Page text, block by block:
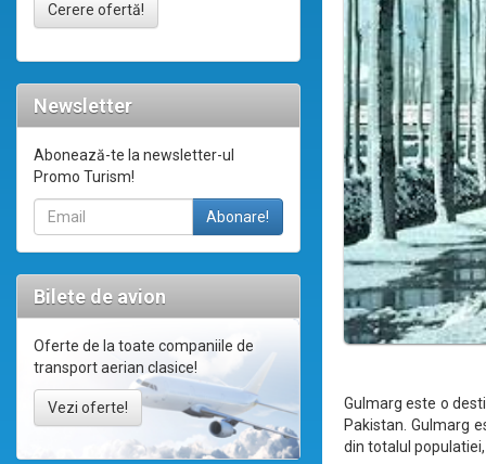
Cerere ofertă!
Newsletter
Abonează-te la newsletter-ul
Promo Turism!
Bilete de avion
Oferte de la toate companiile de
transport aerian clasice!
Vezi oferte!
Gulmarg este o
Pakistan. Gulmarg
din totalul